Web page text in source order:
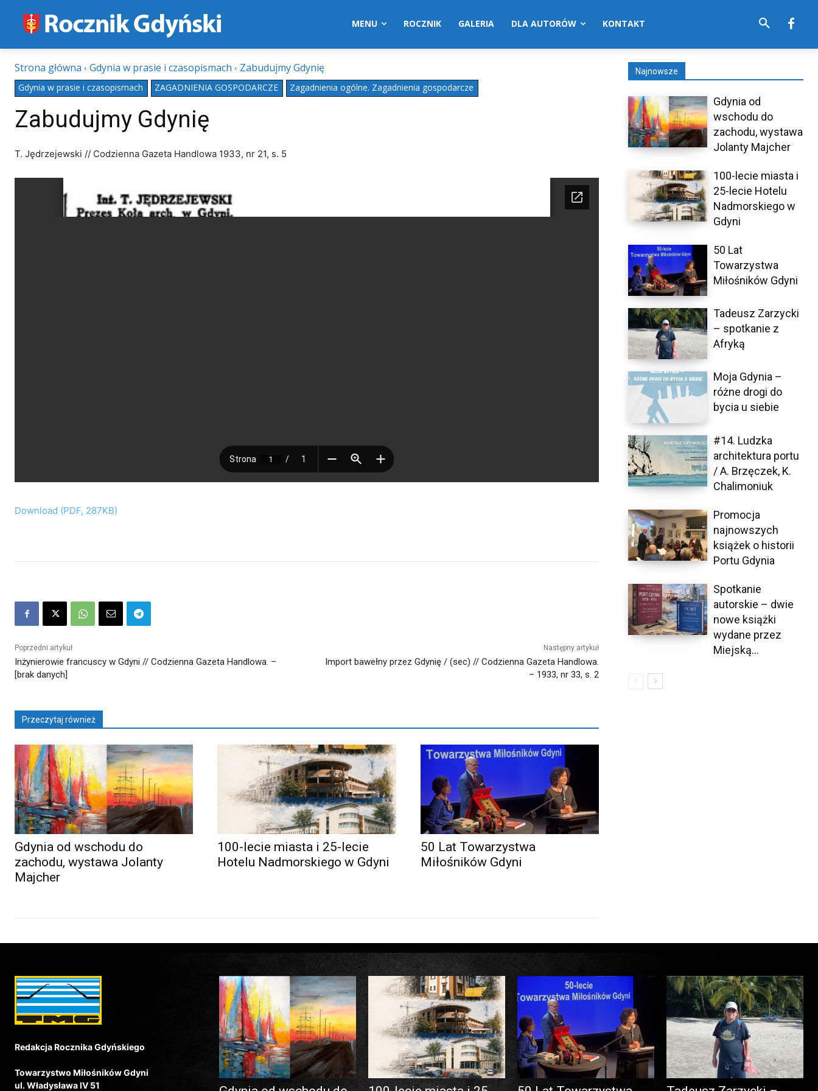
MENU ROCZNIK GALERIA DLA AUTORÓW KONTAKT
Strona główna Gdynia w prasie i czasopismach Zabudujmy Gdynię
Gdynia w prasie i czasopismach ZAGADNIENIA GOSPODARCZE Zagadnienia ogólne. Zagadnienia gospodarcze
Zabudujmy Gdynię
T. Jędrzejewski // Codzienna Gazeta Handlowa 1933, nr 21, s. 5
Download (PDF, 287KB)
Poprzedni artykuł
Inżynierowie francuscy w Gdyni // Codzienna Gazeta Handlowa. –
[brak danych]
Następny artykuł
Import bawełny przez Gdynię / (sec) // Codzienna Gazeta Handlowa.
– 1933, nr 33, s. 2
Przeczytaj również
Gdynia od wschodu do
zachodu, wystawa Jolanty
Majcher
100-lecie miasta i 25-lecie
Hotelu Nadmorskiego w Gdyni
50 Lat Towarzystwa
Miłośników Gdyni
Najnowsze
Gdynia od
wschodu do
zachodu, wystawa
Jolanty Majcher
100-lecie miasta i
25-lecie Hotelu
Nadmorskiego w
Gdyni
50 Lat
Towarzystwa
Miłośników Gdyni
Tadeusz Zarzycki
– spotkanie z
Afryką
Moja Gdynia –
różne drogi do
bycia u siebie
#14. Ludzka
architektura portu
/ A. Brzęczek, K.
Chalimoniuk
Promocja
najnowszych
książek o historii
Portu Gdynia
Spotkanie
autorskie – dwie
nowe książki
wydane przez
Miejską...
Redakcja Rocznika Gdyńskiego
Towarzystwo Miłośników Gdyni
ul. Władysława IV 51